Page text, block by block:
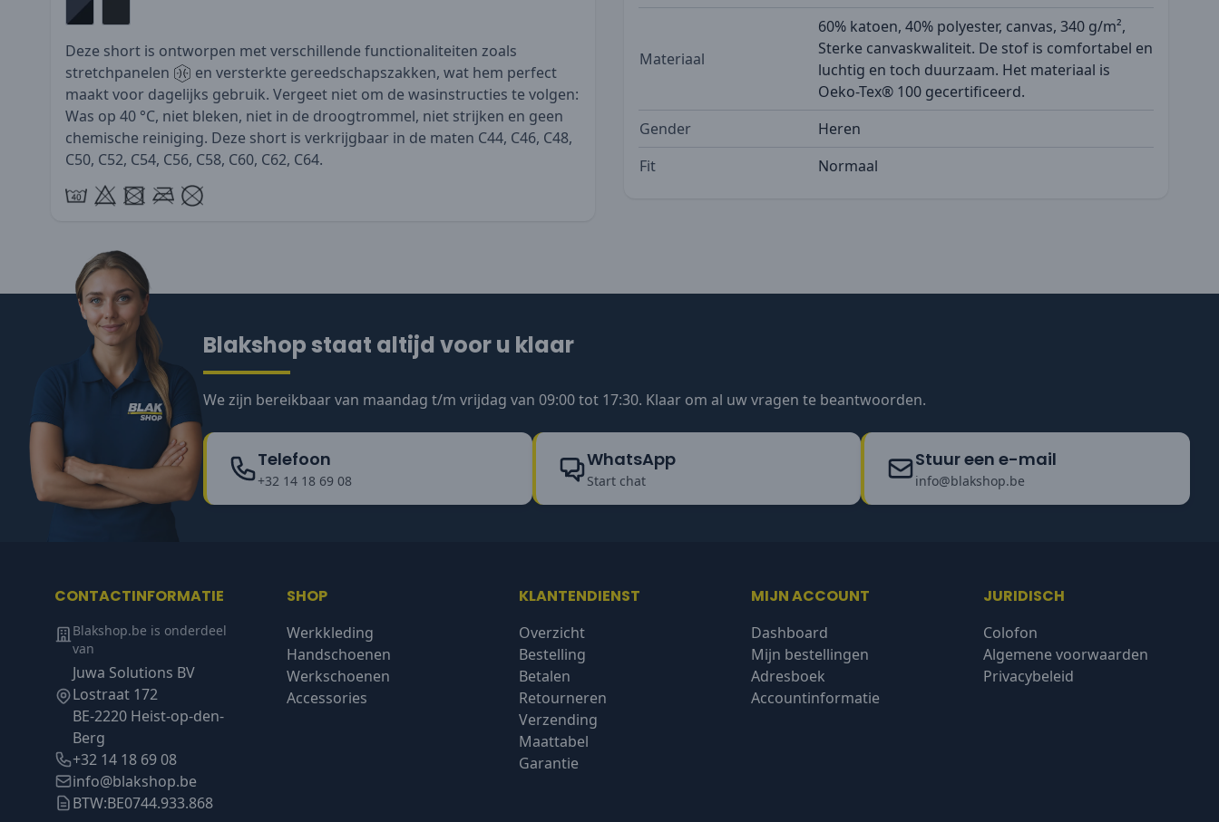
Deze short is ontworpen met verschillende functionaliteiten zoals
stretchpanelen
en versterkte gereedschapszakken, wat hem perfect
maakt voor dagelijks gebruik. Vergeet niet om de wasinstructies te volgen:
Was op 40 °C, niet bleken, niet in de droogtrommel, niet strijken en geen
chemische reiniging. Deze short is verkrijgbaar in de maten C44, C46, C48,
C50, C52, C54, C56, C58, C60, C62, C64.
Materiaal
60% katoen, 40% polyester, canvas, 340 g/m²,
Sterke canvaskwaliteit. De stof is comfortabel en
luchtig en toch duurzaam. Het materiaal is
Oeko-Tex® 100 gecertificeerd.
Gender
Heren
Fit
Normaal
Blakshop staat altijd voor u klaar
We zijn bereikbaar van maandag t/m vrijdag van 09:00 tot 17:30. Klaar om al uw vragen te beantwoorden.
Telefoon
+32 14 18 69 08
WhatsApp
Start chat
Stuur een e-mail
info@blakshop.be
CONTACTINFORMATIE
Blakshop.be is onderdeel
van
Juwa Solutions BV
Lostraat 172
BE-2220 Heist-op-den-
Berg
+32 14 18 69 08
info@blakshop.be
BTW:BE0744.933.868
SHOP
Werkkleding
Handschoenen
Werkschoenen
Accessories
KLANTENDIENST
Overzicht
Bestelling
Betalen
Retourneren
Verzending
Maattabel
Garantie
MIJN ACCOUNT
Dashboard
Mijn bestellingen
Adresboek
Accountinformatie
JURIDISCH
Colofon
Algemene voorwaarden
Privacybeleid